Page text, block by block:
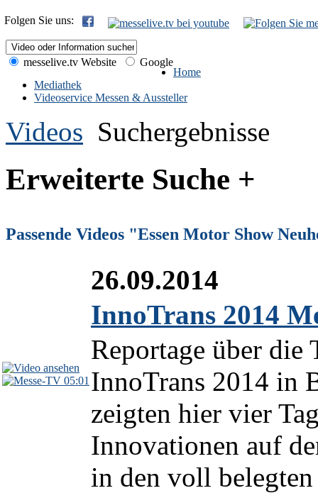
Folgen Sie uns:
messelive.tv Website
Google
Home
Mediathek
Videoservice Messen & Aussteller
Videos Suchergebnisse
Erweiterte Suche +
Passende Videos "Essen Motor Show
05:01
26.09.2014
InnoTrans 2014
Reportage über
InnoTrans 2014 in
zeigten hier vier
Innovationen auf
in den voll